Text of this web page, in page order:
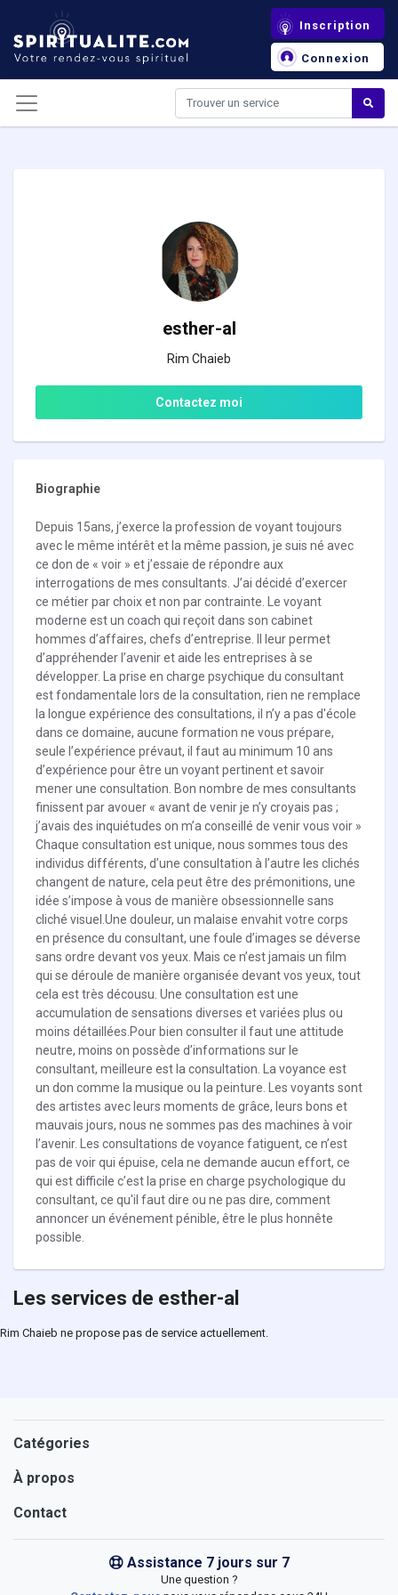
Inscription
Connexion
esther-al
Rim Chaieb
Contactez moi
Biographie
Depuis 15ans, j’exerce la profession de voyant toujours
avec le même intérêt et la même passion, je suis né avec
ce don de « voir » et j’essaie de répondre aux
interrogations de mes consultants. J’ai décidé d’exercer
ce métier par choix et non par contrainte. Le voyant
moderne est un coach qui reçoit dans son cabinet
hommes d’affaires, chefs d’entreprise. Il leur permet
d’appréhender l’avenir et aide les entreprises à se
développer. La prise en charge psychique du consultant
est fondamentale lors de la consultation, rien ne remplace
la longue expérience des consultations, il n’y a pas d'école
dans ce domaine, aucune formation ne vous prépare,
seule l’expérience prévaut, il faut au minimum 10 ans
d’expérience pour être un voyant pertinent et savoir
mener une consultation. Bon nombre de mes consultants
finissent par avouer « avant de venir je n’y croyais pas ;
j’avais des inquiétudes on m’a conseillé de venir vous voir »
Chaque consultation est unique, nous sommes tous des
individus différents, d’une consultation à l’autre les clichés
changent de nature, cela peut être des prémonitions, une
idée s’impose à vous de manière obsessionnelle sans
cliché visuel.Une douleur, un malaise envahit votre corps
en présence du consultant, une foule d’images se déverse
sans ordre devant vos yeux. Mais ce n’est jamais un film
qui se déroule de manière organisée devant vos yeux, tout
cela est très décousu. Une consultation est une
accumulation de sensations diverses et variées plus ou
moins détaillées.Pour bien consulter il faut une attitude
neutre, moins on possède d’informations sur le
consultant, meilleure est la consultation. La voyance est
un don comme la musique ou la peinture. Les voyants sont
des artistes avec leurs moments de grâce, leurs bons et
mauvais jours, nous ne sommes pas des machines à voir
l’avenir. Les consultations de voyance fatiguent, ce n’est
pas de voir qui épuise, cela ne demande aucun effort, ce
qui est difficile c’est la prise en charge psychologique du
consultant, ce qu'il faut dire ou ne pas dire, comment
annoncer un événement pénible, être le plus honnête
possible.
Les services de esther-al
Rim Chaieb ne propose pas de service actuellement.
Catégories
À propos
Contact
Assistance 7 jours sur 7
Une question ?